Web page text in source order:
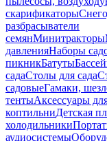
скарификаторы
разбрасыватели
семянМинитракторы
давленияНаборы
пикникБатуты
садаСтолы для сада
садовыеГамаки,
тентыАксессуары
коптильниДетская
холодильники
аудиосистемы